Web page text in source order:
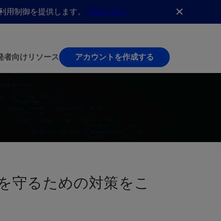
用制御を提供します。 詳細を見る
者向け リソース アカウントを作成する
守るための対策をこ